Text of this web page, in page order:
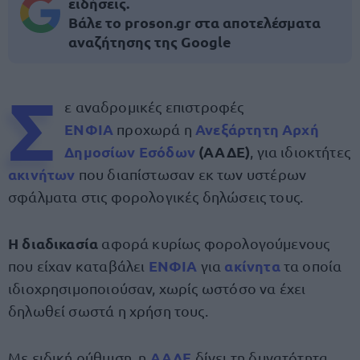
Βάλε το proson.gr στα αποτελέσματα
αναζήτησης της Google
Σ ε αναδρομικές επιστροφές
ΕΝΦΙΑ προχωρά η Ανεξάρτητη Αρχή
Δημοσίων Εσόδων(ΑΑΔΕ) , για ιδιοκτήτες
ακινήτων που διαπίστωσαν εκ των υστέρων
σφάλματα στις φορολογικές δηλώσεις τους.
Η διαδικασία αφορά κυρίως φορολογούμενους
που είχαν καταβάλει ΕΝΦΙΑ για ακίνητα τα οποία
ιδιοχρησιμοποιούσαν, χωρίς ωστόσο να έχει
δηλωθεί σωστά η χρήση τους.